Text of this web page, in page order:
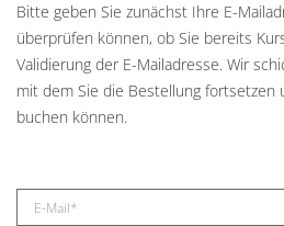
Bitte geben Sie zunächst Ihre E-
überprüfen können, ob Sie bereits
Validierung der E-Mailadresse. Wir
mit dem Sie die Bestellung fortsetzen
buchen können.